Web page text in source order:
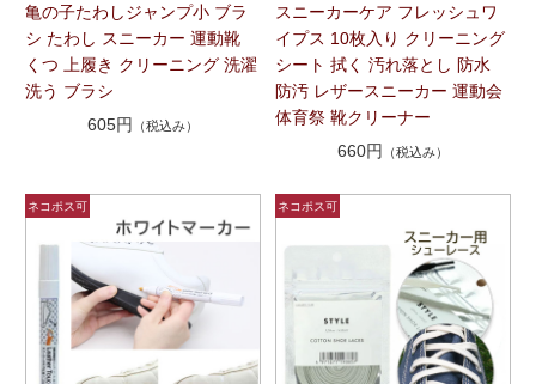
亀の子たわしジャンプ小 ブラ
シ たわし スニーカー 運動靴
くつ 上履き クリーニング 洗濯
洗う ブラシ
605円 （税込み）
スニーカーケア フレッシュワ
イプス 10枚入り クリーニング
シート 拭く 汚れ落とし 防水
防汚 レザースニーカー 運動会
体育祭 靴クリーナー
660円
（税込み）